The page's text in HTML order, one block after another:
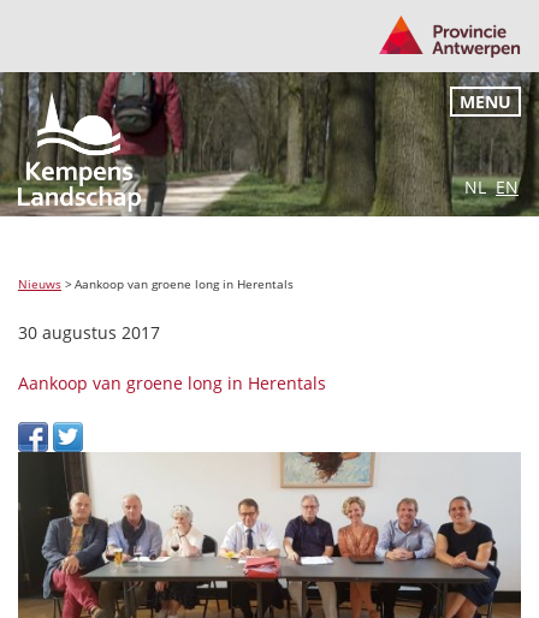
NL EN
MENU
Nieuws >Aankoop van groene long in Herentals
30 augustus 2017
Aankoop van groene long in Herentals